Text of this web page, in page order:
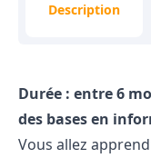
Description
Durée : entre 6
des bases en
Vous allez